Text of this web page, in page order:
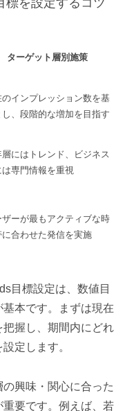
ターゲット層別施策
のインプレッション数を基
し、段階的な増加を目指す
層にはトレンド、ビジネス
は専門情報を重視
ザーが最もアクティブな時
に合わせた発信を実施
目標設定は、数値目
本です。まずは現在
握し、期間内にどれ
定します。
興味・関心に合った
要です。例えば、若